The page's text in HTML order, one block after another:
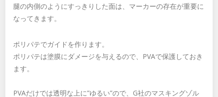
腿の内側のようにすっきりした面は、マーカーの存在が重要に
なってきます。
ポリパテでガイドを作ります。
ポリパテは塗膜にダメージを与えるので、PVAで保護しておき
ます。
PVAだけでは透明な上に”ゆるい”ので、G社のマスキングゾル